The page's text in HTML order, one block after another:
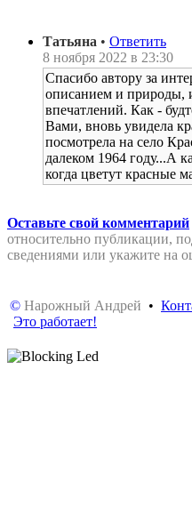
Татьяна • Ответить
8 ноября 2022 в 23:30
Спасибо автору за
описанием и природы,
впечатлений. Как -
Вами, вновь увидела
посмотрела на село
далеком 1964 году...А
когда цветут красные
Оставьте свой комментарий
относительно публикации,
сведениями или укажите на
© Нарожный Андрей •
Это работает!